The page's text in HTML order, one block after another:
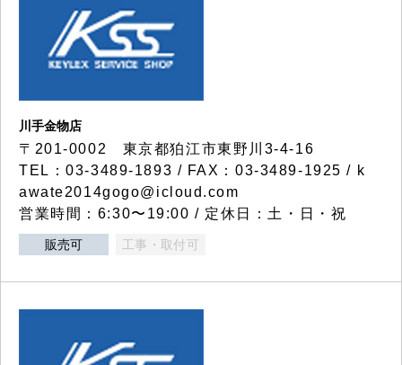
川手金物店
〒201-0002 東京都狛江市東野川3-4-16
TEL：03-3489-1893 / FAX：03-3489-1925 / k
awate2014gogo@icloud.com
営業時間：6:30〜19:00 / 定休日：土・日・祝
販売可 工事・取付可